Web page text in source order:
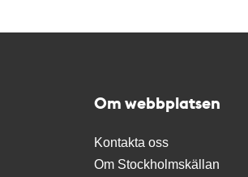
Om webbplatsen
Kontakta oss
Om Stockholmskällan